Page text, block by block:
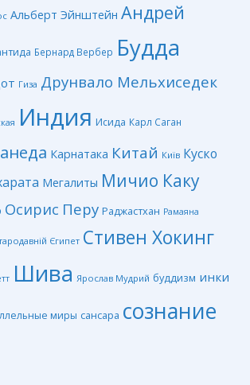
Альберт Эйнштейн Андрей
Бернард Вербер Будда
Гиза Друнвало Мельхиседек
Индия Исида Карл Саган
Карнатака Китай Київ Куско
Мегалиты Мичио Каку
Осирис Перу Раджастхан Рамаяна
Єгипет Стивен Хокинг
Шива Ярослав Мудрий буддизм инки
миры сансара сознание